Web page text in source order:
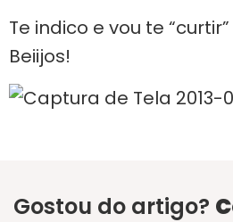
Te indico e vou te
Beiijos!
Gostou do artigo?